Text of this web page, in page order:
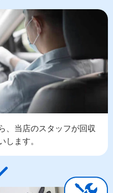
、当店のスタッフが回収
ます。